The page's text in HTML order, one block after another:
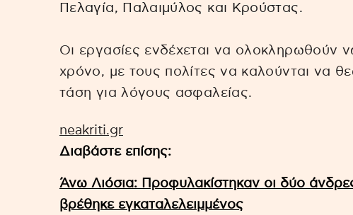
Πελαγία, Παλαιμύλος και Κρούστας.
Οι εργασίες ενδέχεται να ολοκληρωθούν
χρόνο, με τους πολίτες να καλούνται να
τάση για λόγους ασφαλείας.
neakriti.gr
Διαβάστε επίσης:
Άνω Λιόσια: Προφυλακίστηκαν οι δύο
βρέθηκε εγκαταλελειμμένος